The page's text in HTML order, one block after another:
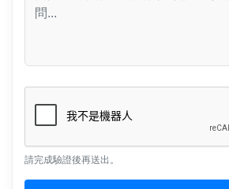
請完成驗證後再送出。